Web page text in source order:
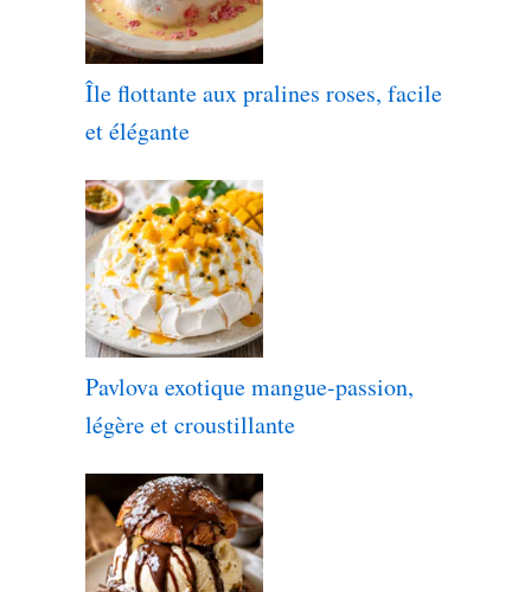
Île flottante aux pralines roses, facile
et élégante
Pavlova exotique mangue-passion,
légère et croustillante